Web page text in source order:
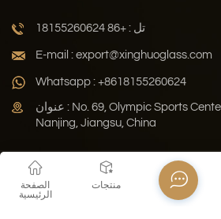
تل : +86 18155260624
E-mail : export@xinghuoglass.com
Whatsapp : +8618155260624
عنوان : No. 69, Olympic Sports Center Street, Jianye District,
Nanjing, Jiangsu, China
Xml المدونة
خريطة الموقع
حقوق النشر © 2026 Jiangsu Xinghuo Technology Co., Ltd. جميع
الصفحة
الرئيسية
منتجات